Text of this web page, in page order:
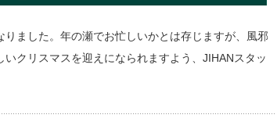
ました。年の瀬でお忙しいかとは存じますが、風邪
クリスマスを迎えになられますよう、JIHANスタッ